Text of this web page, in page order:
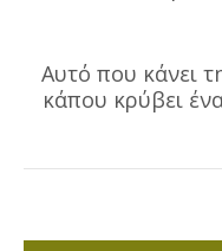
Αυτό που κάνει
κάπου κρύβει